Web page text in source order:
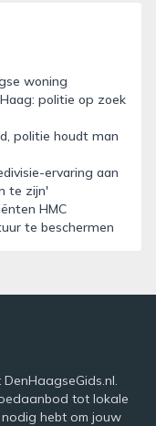
woning
politie op zoek
politie houdt man
ervaring aan
te zijn'
HMC
te beschermen
tot lokale
hebt om jouw